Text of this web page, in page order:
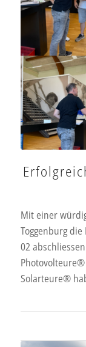
Mit einer
Toggenburg die
02
Solarteure®